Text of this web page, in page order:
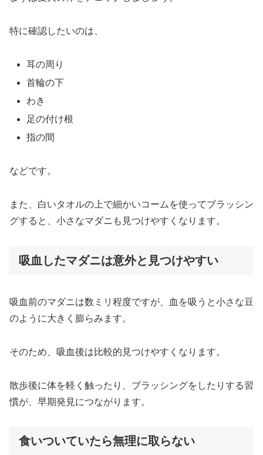
特に確認したいのは、
耳の周り
首輪の下
わき
足の付け根
指の間
などです。
また、白いタオルの上で細かいコームを使ってブラッシン
グすると、小さなマダニも見つけやすくなります。
吸血したマダニは意外と見つけやすい
吸血前のマダニは数ミリ程度ですが、血を吸うと小さな豆
のように大きく膨らみます。
そのため、吸血後は比較的見つけやすくなります。
散歩後に体を軽く触ったり、ブラッシングをしたりする習
慣が、早期発見につながります。
食いついていたら無理に取らない